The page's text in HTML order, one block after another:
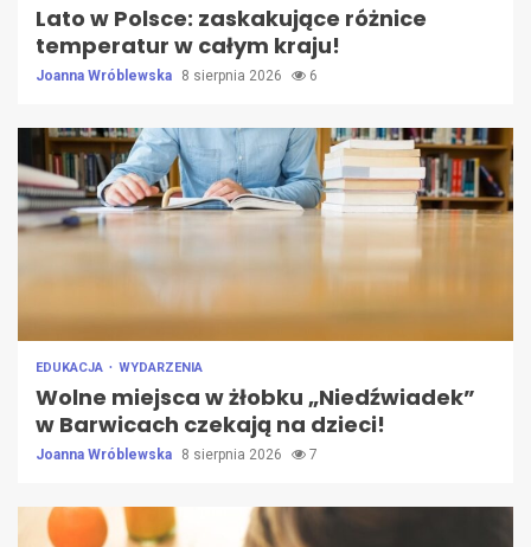
Lato w Polsce: zaskakujące różnice
temperatur w całym kraju!
Joanna Wróblewska 8 sierpnia 2026 6
EDUKACJA WYDARZENIA
Wolne miejsca w żłobku „Niedźwiadek”
w Barwicach czekają na dzieci!
Joanna Wróblewska 8 sierpnia 2026 7